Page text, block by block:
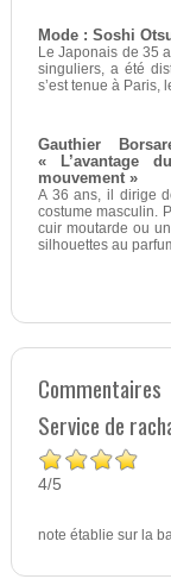
Mode : Soshi
Le Japonais de 35
singuliers, a été
s’est tenue à Paris,
Gauthier
« L’avantage
mouvement »
A 36 ans, il dirige
costume masculin.
cuir moutarde ou
silhouettes au
Commentaires
Service de
4/5
note établie sur la